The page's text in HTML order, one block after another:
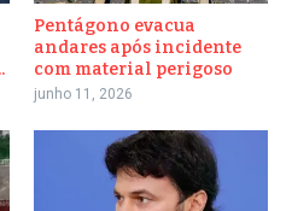
Pentágono evacua
andares após incidente
com material perigoso
junho 11, 2026